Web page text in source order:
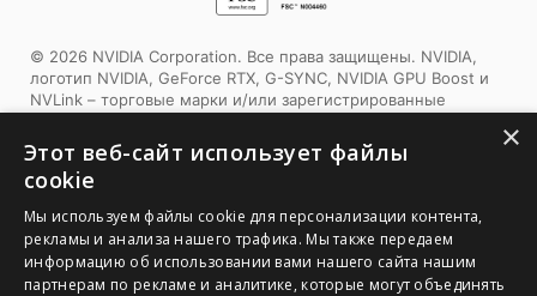
© 2026 NVIDIA Corporation. Все права защищены. NVIDIA,
логотип NVIDIA, GeForce RTX, G-SYNC, NVIDIA GPU Boost и
NVLink – торговые марки и/или зарегистрированные
странах. Другие торговые марки и авторские права
являются собственностью соответствующих владельцев.
Этот продукт использует упаковочные материалы,
сертифицированные Forest Stewardship Council™. Выбирая
этот продукт, вы помогаете заботиться о лесах планеты.
Узнайте больше:
×
Этот веб-сайт использует файлы
cookie
Мы используем файлы cookie для персонализации контента,
рекламы и анализа нашего трафика. Мы также передаем
информацию об использовании вами нашего сайта нашим
партнерам по рекламе и аналитике, которые могут объединять